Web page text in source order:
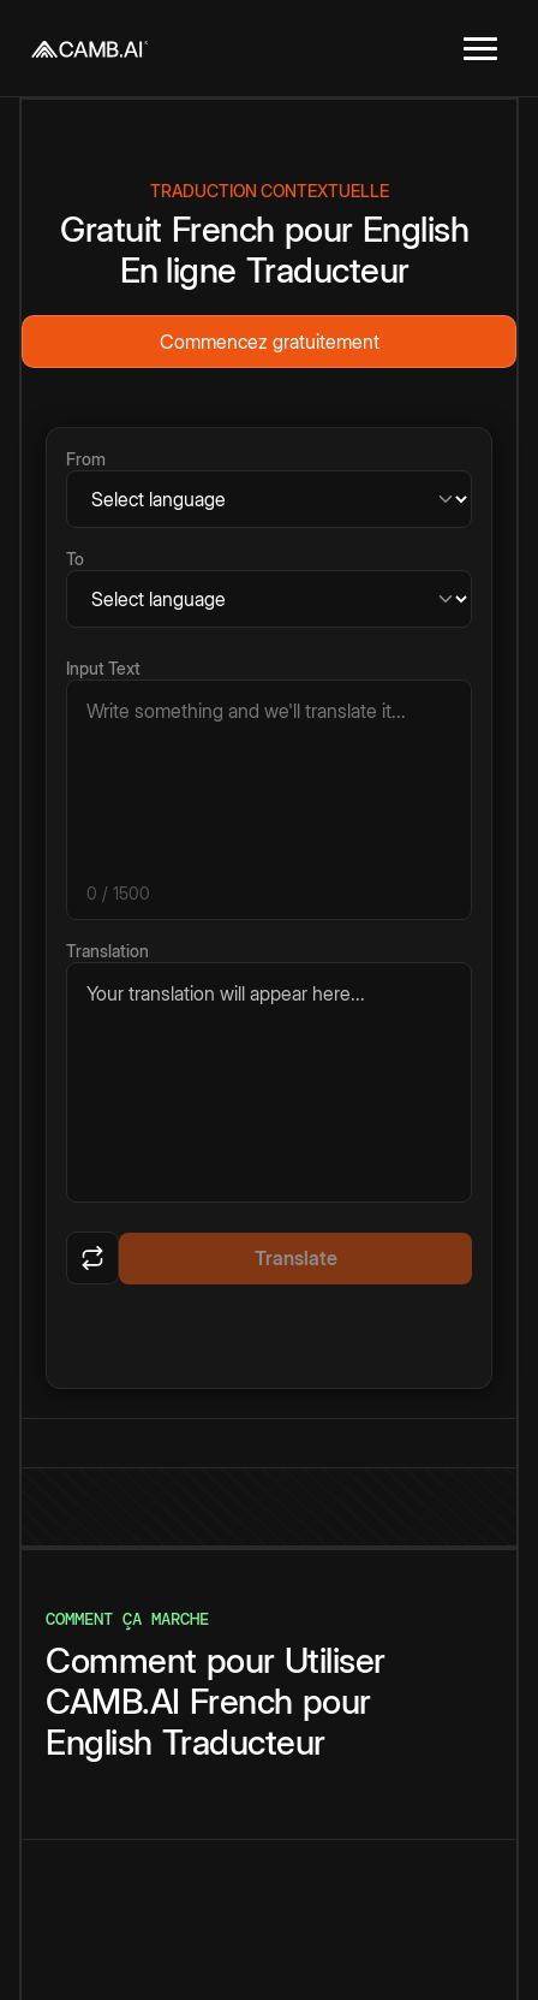
TRADUCTION CONTEXTUELLE
Gratuit French pour English
En ligne Traducteur
Commencez gratuitement
From
To
Input Text
0 / 1500
Translation
Your translation will appear here...
Translate
COMMENT ÇA MARCHE
Comment pour Utiliser
CAMB.AI French pour
English Traducteur